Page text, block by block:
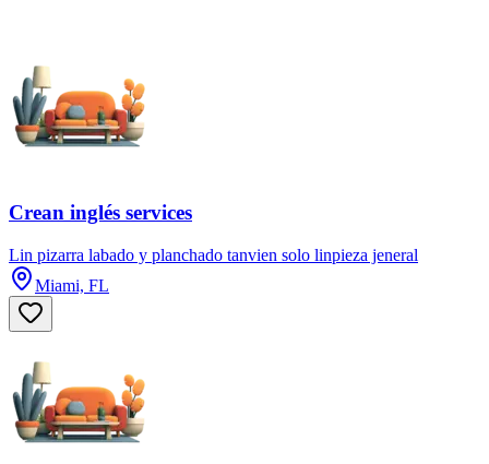
Crean inglés services
Lin pizarra labado y planchado tanvien solo linpieza jeneral
Miami, FL